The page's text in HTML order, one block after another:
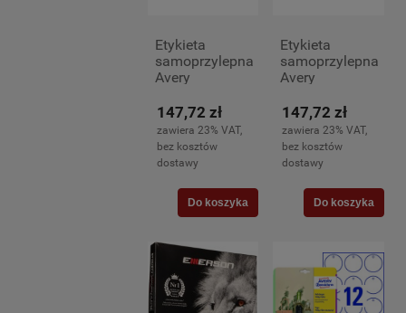
Etykieta
samoprzylepna
Avery
4 okrągła,
40mm, 100
arkuszy (24)
147,72 zł
zawiera 23% VAT,
bez kosztów
dostawy
Do koszyka
Etykieta
samoprzylepna
Avery
4 okrągła,
60mm, 100
arkuszy (12)
147,72 zł
zawiera 23% VAT,
bez kosztów
dostawy
Do koszyka